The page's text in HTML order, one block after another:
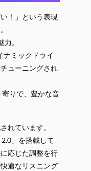
！」という表現
。
ナミックドライ
ューニングされ
りで、豊かな音
れています。
2.0」を搭載して
応じた調整を行
適なリスニング